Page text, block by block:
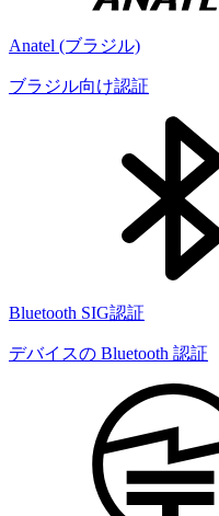
Anatel (ブラジル)
ブラジル向け認証
Bluetooth SIG認証
デバイスの Bluetooth 認証